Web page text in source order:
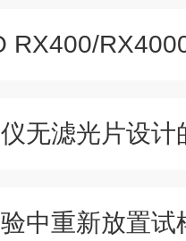
无滤光片设计
中重新放置试